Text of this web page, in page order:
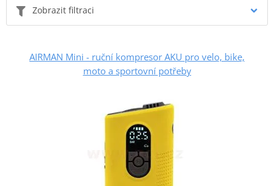
Zobrazit filtraci
AIRMAN Mini - ruční kompresor AKU pro velo, bike,
moto a sportovní potřeby